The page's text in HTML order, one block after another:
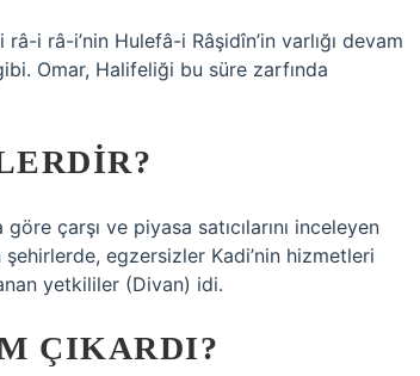
i râ-i’nin Hulefâ-i Râşidîn’in varlığı devam
Omar, Halifeliği bu süre zarfında
çarşı ve piyasa satıcılarını inceleyen
egzersizler Kadi’nin hizmetleri
yetkililer (Divan) idi.
ÇIKARDI?